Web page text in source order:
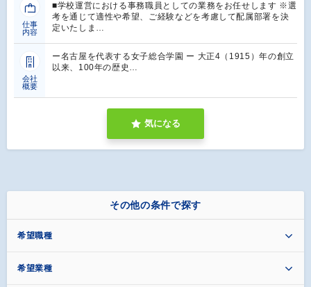
仕事
内容
■学校運営における事務職員としての業務をお任せします ※選
考を通じて適性や希望、ご経験などを考慮して配属部署を決
定いたしま…
会社
概要
ー名古屋を代表する女子総合学園 ー 大正4（1915）年の創立
以来、100年の歴史…
気になる
その他の条件で探す
希望職種
希望業種